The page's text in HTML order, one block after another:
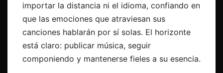
importar la distancia ni el idioma, confiando en
que las emociones que atraviesan sus
canciones hablarán por sí solas. El horizonte
está claro: publicar música, seguir
componiendo y mantenerse fieles a su esencia.